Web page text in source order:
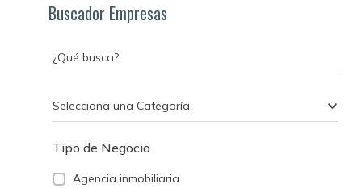
Buscador Empresas
¿Qué busca?
Selecciona una Categoría
Tipo de Negocio
Agencia inmobiliaria